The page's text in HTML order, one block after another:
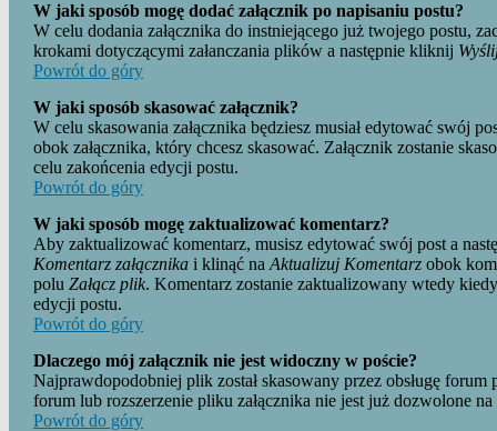
W jaki sposób mogę dodać załącznik po napisaniu postu?
W celu dodania załącznika do instniejącego już twojego postu,
krokami dotyczącymi załanczania plików a następnie kliknij
Powrót do góry
W jaki sposób skasować załącznik?
W celu skasowania załącznika będziesz musiał edytować swój
obok załącznika, który chcesz skasować. Załącznik zostanie
celu zakońcenia edycji postu.
Powrót do góry
W jaki sposób mogę zaktualizować komentarz?
Aby zaktualizować komentarz, musisz edytować swój post a
Komentarz załącznika i klinąć na Aktualizuj Komentarz obok
polu Załącz plik. Komentarz zostanie zaktualizowany wtedy
edycji postu.
Powrót do góry
Dlaczego mój załącznik nie jest widoczny w poście?
Najprawdopodobniej plik został skasowany przez obsługę forum
forum lub rozszerzenie pliku załącznika nie jest już dozwolone
Powrót do góry